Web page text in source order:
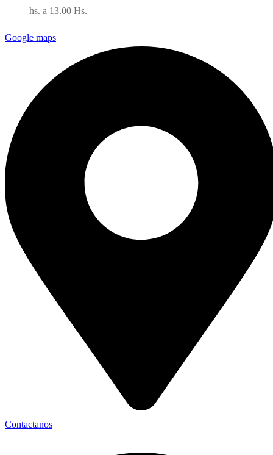
hs. a 13.00 Hs.
Google maps
Contactanos